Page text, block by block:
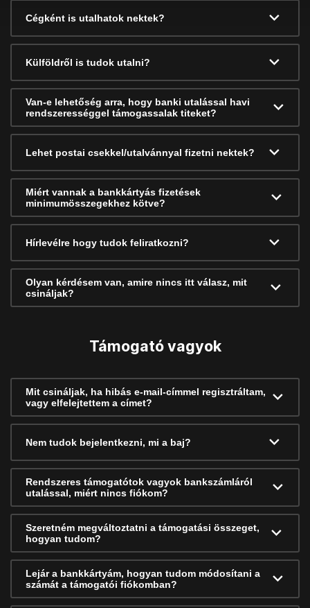
Cégként is utalhatok nektek?
Külföldről is tudok utalni?
Van-e lehetőség arra, hogy banki utalással havi
rendszerességgel támogassalak titeket?
Lehet postai csekkel/utalvánnyal fizetni nektek?
Miért vannak a bankkártyás fizetések
minimumösszegekhez kötve?
Hírlevélre hogy tudok feliratkozni?
Olyan kérdésem van, amire nincs itt válasz, mit
csináljak?
Támogató vagyok
Mit csináljak, ha hibás e-mail-címmel regisztráltam,
vagy elfelejtettem a címet?
Nem tudok bejelentkezni, mi a baj?
Rendszeres támogatótok vagyok bankszámláról
utalással, miért nincs fiókom?
Szeretném megváltoztatni a támogatási összeget,
hogyan tudom?
Lejár a bankkártyám, hogyan tudom módosítani a
számát a támogatói fiókomban?